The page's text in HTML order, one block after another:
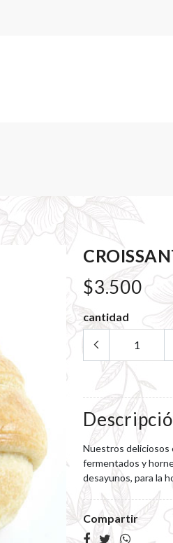
$3.500
cantidad
Nuestros deliciosos
fermentados y
desayunos, para la
Compartir